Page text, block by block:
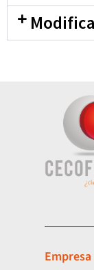
Empresa